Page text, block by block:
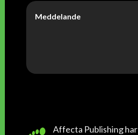
Affecta Publishing har